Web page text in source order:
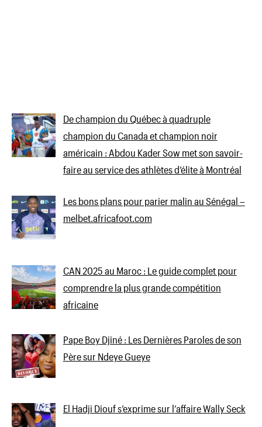
De champion du Québec à quadruple
champion du Canada et champion noir
américain : Abdou Kader Sow met son savoir-
faire au service des athlètes d’élite à Montréal
Les bons plans pour parier malin au Sénégal –
melbet.africafoot.com
CAN 2025 au Maroc : Le guide complet pour
comprendre la plus grande compétition
africaine
Pape Boy Djiné : Les Dernières Paroles de son
Père sur Ndeye Gueye
El Hadji Diouf s’exprime sur l’affaire Wally Seck